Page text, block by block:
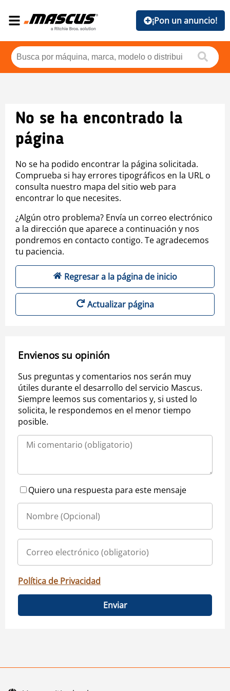
¡Pon un anuncio!
No se ha encontrado la
página
No se ha podido encontrar la página solicitada.
Comprueba si hay errores tipográficos en la URL o
consulta nuestro mapa del sitio web para
encontrar lo que necesites.
¿Algún otro problema? Envía un correo electrónico
a la dirección que aparece a continuación y nos
pondremos en contacto contigo. Te agradecemos
tu paciencia.
Regresar a la página de inicio
Actualizar página
Envienos su opinión
Sus preguntas y comentarios nos serán muy
útiles durante el desarrollo del servicio Mascus.
Siempre leemos sus comentarios y, si usted lo
solicita, le respondemos en el menor tiempo
posible.
Quiero una respuesta para este mensaje
Política de Privacidad
Enviar